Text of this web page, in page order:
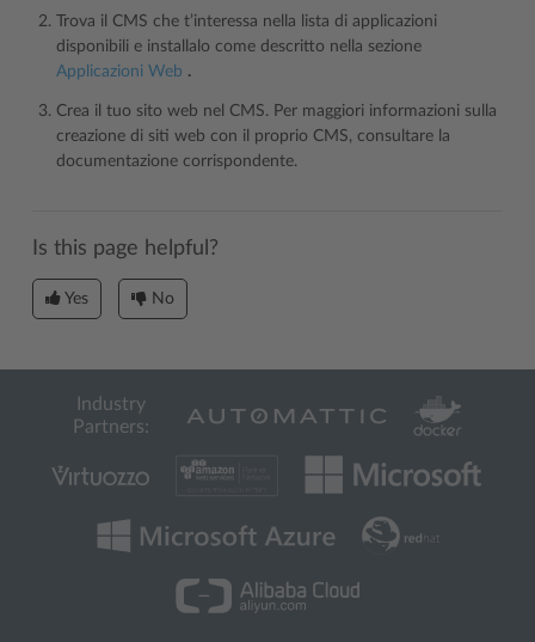
Trova il CMS che t’interessa nella lista di applicazioni
disponibili e installalo come descritto nella sezione
Applicazioni Web .
Crea il tuo sito web nel CMS. Per maggiori informazioni sulla
creazione di siti web con il proprio CMS, consultare la
documentazione corrispondente.
Is this page helpful?
Yes No
Industry
Partners: